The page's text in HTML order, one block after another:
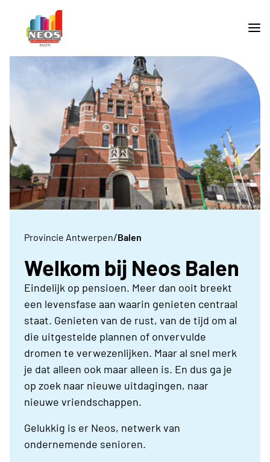
Provincie Antwerpen/Balen
Welkom bij Neos Balen
Eindelijk op pensioen. Meer dan ooit breekt
een levensfase aan waarin genieten centraal
staat. Genieten van de rust, van de tijd om al
die uitgestelde plannen of onvervulde
dromen te verwezenlijken. Maar al snel merk
je dat alleen ook maar alleen is. En dus ga je
op zoek naar nieuwe uitdagingen, naar
nieuwe vriendschappen.
Gelukkig is er Neos, netwerk van
ondernemende senioren.